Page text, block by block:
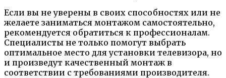
Если вы не уверены в своих способностях или не
желаете заниматься монтажом самостоятельно,
рекомендуется обратиться к профессионалам.
Специалисты не только помогут выбрать
оптимальное место для установки телевизора, но
и произведут качественный монтаж в
соответствии с требованиями производителя.